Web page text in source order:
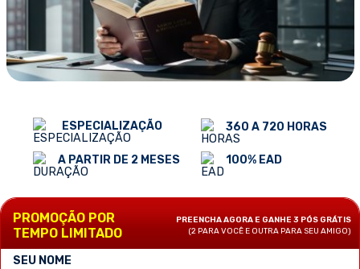
ESPECIALIZAÇÃO
A PARTIR DE 2 MESES
360 A 720 HORAS
100% EAD
PROMOÇÃO POR
TEMPO LIMITADO
PREENCHA AGORA E GANHE 3 PÓS GRÁTIS
(2 PARA VOCÊ E OUTRA PARA SEU AMIGO)
SEU NOME